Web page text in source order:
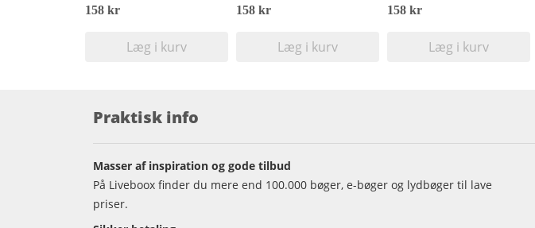
158 kr
Læg i kurv
158 kr
Læg i kurv
158 kr
Læg i kurv
Praktisk info
Masser af inspiration og gode tilbud
På Liveboox finder du mere end 100.000 bøger, e-bøger og lydbøger til lave
priser.